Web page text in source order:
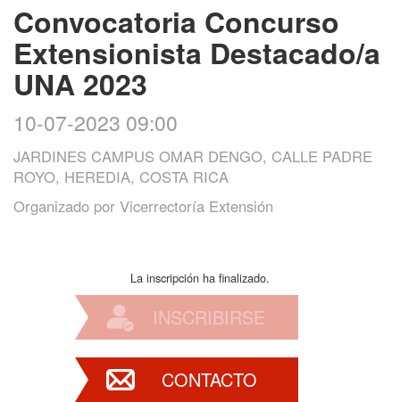
Convocatoria Concurso
Extensionista Destacado/a
UNA 2023
10-07-2023 09:00
JARDINES CAMPUS OMAR DENGO, CALLE PADRE
ROYO, HEREDIA, COSTA RICA
Organizado por Vicerrectoría Extensión
La inscripción ha finalizado.
INSCRIBIRSE
CONTACTO